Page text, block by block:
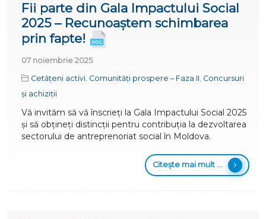
Fii parte din Gala Impactului Social
2025 – Recunoaștem schimbarea
prin fapte!
07 noiembrie 2025
Cetățeni activi. Comunități prospere – Faza II, Concursuri
și achiziții
Vă invităm să vă înscrieți la Gala Impactului Social 2025
și să obțineți distincții pentru contribuția la dezvoltarea
sectorului de antreprenoriat social în Moldova.
Citește mai mult ...